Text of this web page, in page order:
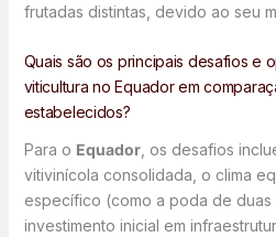
frutadas distintas, devido ao seu
Quais são os principais desafios e
viticultura no Equador em
estabelecidos?
Para o Equador, os desafios
vitivinícola consolidada, o clima
específico (como a poda de duas
investimento inicial em